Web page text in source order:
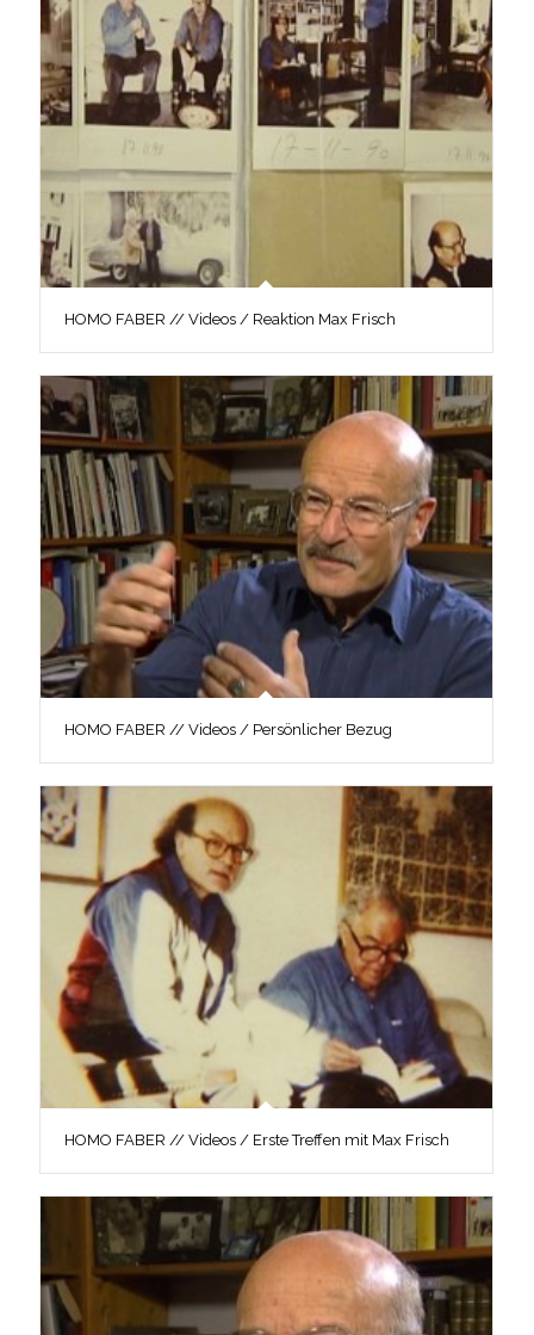
HOMO FABER // Videos / Reaktion Max Frisch
HOMO FABER // Videos / Persönlicher Bezug
HOMO FABER // Videos / Erste Treffen mit Max Frisch